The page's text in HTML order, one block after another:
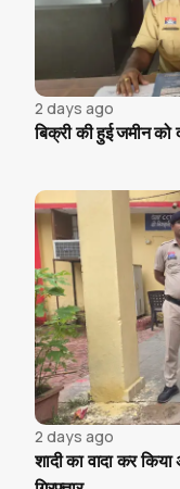
2 days ago
बिक्री की हुई जमीन को
2 days ago
शादी का वादा कर